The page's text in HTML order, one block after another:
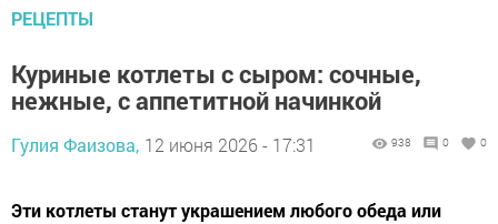
РЕЦЕПТЫ
Куриные котлеты с сыром: сочные,
нежные, с аппетитной начинкой
Гулия Фаизова, 12 июня 2026 - 17:31 938 0 0
Эти котлеты станут украшением любого обеда или